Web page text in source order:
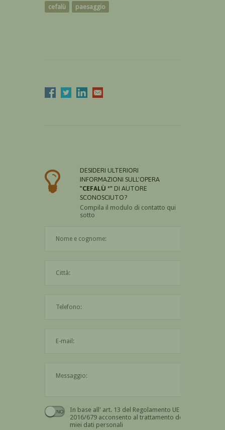
cefalù paesaggio
DESIDERI ULTERIORI
INFORMAZIONI SULL'OPERA
"CEFALÙ *" DI AUTORE
SCONOSCIUTO?
Compila il modulo di contatto qui
sotto
In base all' art. 13 del Regolamento UE n.
2016/679 acconsento al trattamento dei
miei dati personali
Devi dare il consenso